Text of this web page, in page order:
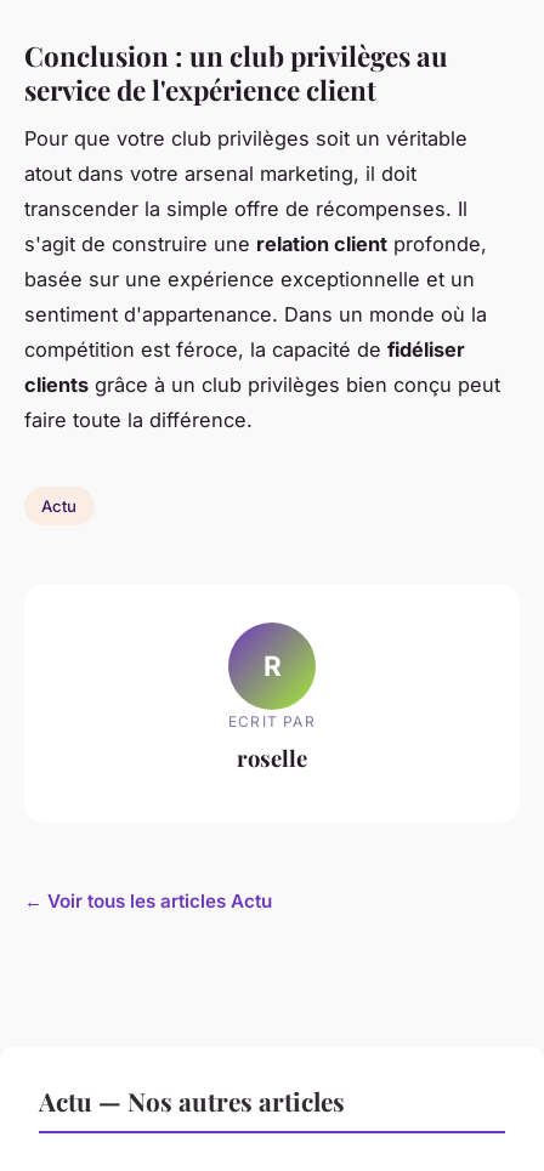
Conclusion : un club privilèges au
service de l'expérience client
Pour que votre club privilèges soit un véritable
atout dans votre arsenal marketing, il doit
transcender la simple offre de récompenses. Il
s'agit de construire une relation client profonde,
basée sur une expérience exceptionnelle et un
sentiment d'appartenance. Dans un monde où la
compétition est féroce, la capacité de fidéliser
clients grâce à un club privilèges bien conçu peut
faire toute la différence.
Actu
R
ECRIT PAR
roselle
← Voir tous les articles Actu
Actu — Nos autres articles